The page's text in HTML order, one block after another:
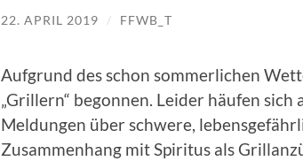
22. APRIL 2019 / FFWB_T
Aufgrund des schon sommerlichen
„Grillern“ begonnen. Leider häufen
Meldungen über schwere,
Zusammenhang mit Spiritus als